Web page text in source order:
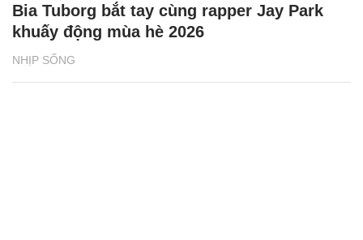
NHỊP SỐNG
Bia Tuborg bắt tay cùng rapper Jay Park
khuấy động mùa hè 2026